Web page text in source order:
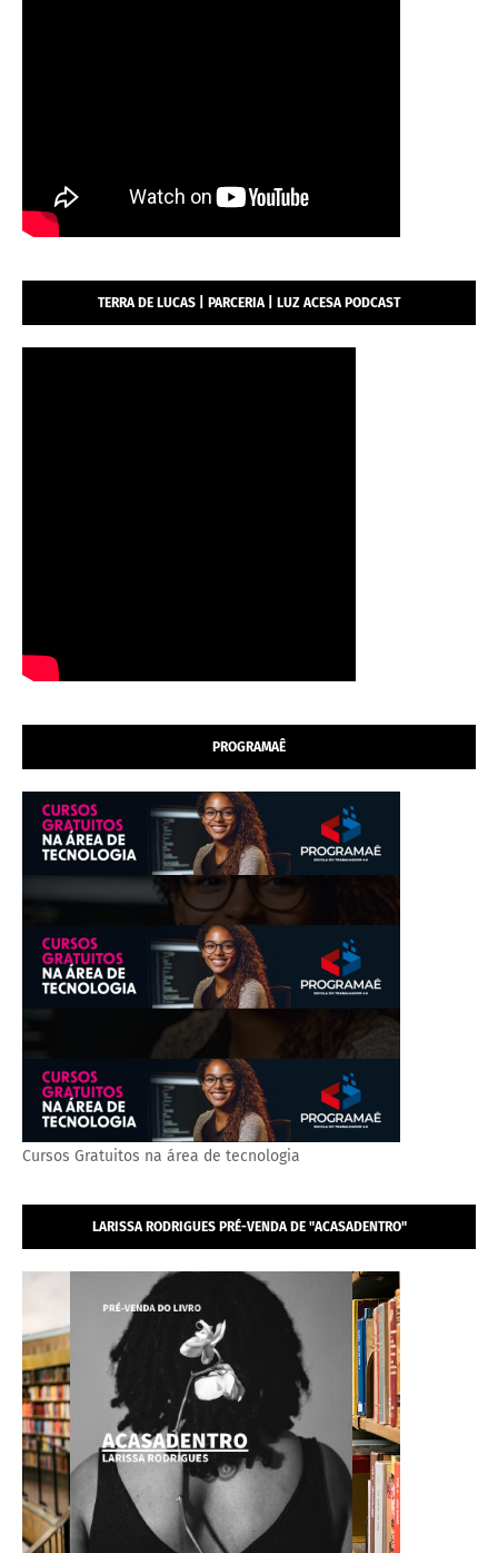
TERRA DE LUCAS | PARCERIA | LUZ ACESA PODCAST
PROGRAMAÊ
Cursos Gratuitos na área de tecnologia
LARISSA RODRIGUES PRÉ-VENDA DE "ACASADENTRO"